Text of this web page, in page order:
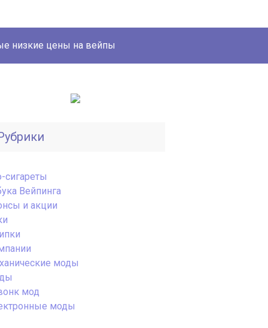
низкие цены на вейпы
сигареты
Вейпинга
и акции
моды
мод
моды